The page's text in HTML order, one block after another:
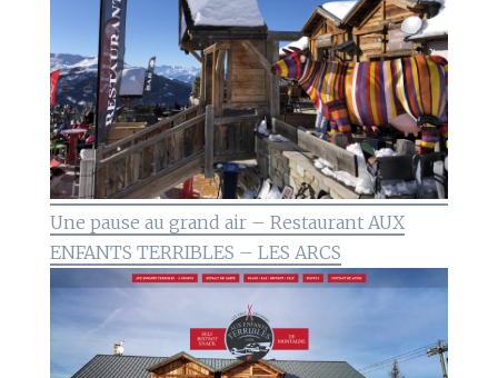
Une pause au grand air – Restaurant AUX
ENFANTS TERRIBLES – LES ARCS